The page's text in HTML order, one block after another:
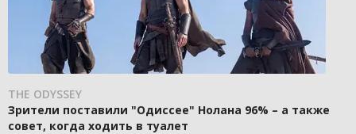
THE ODYSSEY
Зрители поставили "Одиссее" Нолана 96% – а также
совет, когда ходить в туалет